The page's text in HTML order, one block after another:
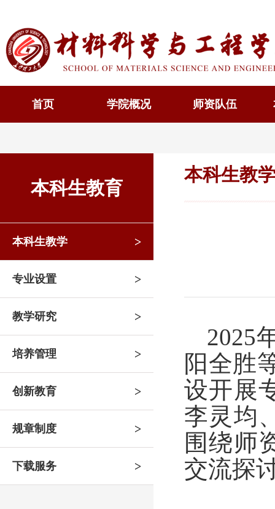
首页 学院概况 师资队伍
本科生教育
本科生教学 >
专业设置 >
教学研究 >
培养管理 >
创新教育 >
规章制度 >
下载服务 >
本科生教
2025
阳全胜
设开展
李灵均
围绕师
交流探